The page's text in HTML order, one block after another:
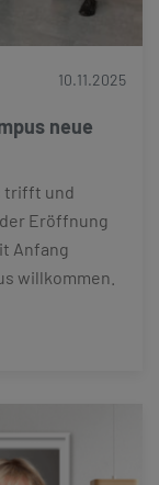
10.11.2025
neue
trifft und
Eröffnung
Anfang
willkommen.